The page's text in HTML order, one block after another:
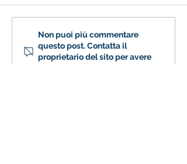
Musica nella Scuola
Primaria - Puntata 6
Non puoi più commentare
questo post. Contatta il
proprietario del sito per avere